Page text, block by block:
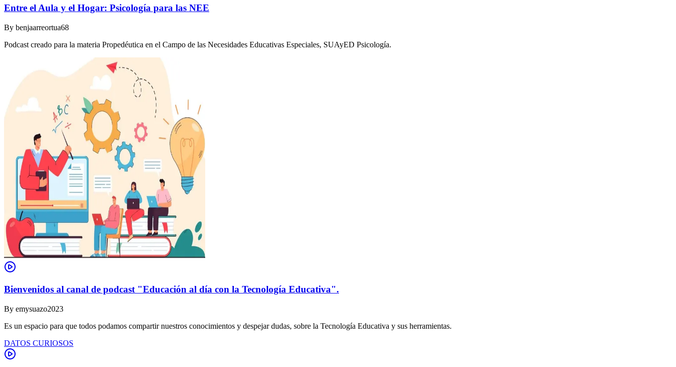
Entre el Aula y el Hogar: Psicología para las NEE
By benjaarreortua68
Podcast creado para la materia Propedéutica en el Campo de las Necesidades Educativas Especiales, SUAyED Psicología.
Bienvenidos al canal de podcast "Educación al día con la Tecnología Educativa".
By emysuazo2023
Es un espacio para que todos podamos compartir nuestros conocimientos y despejar dudas, sobre la Tecnología Educativa y sus herramientas.
DATOS CURIOSOS